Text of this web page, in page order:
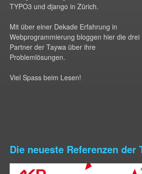
TYPO3 und django in Zürich.
Mit über einer Dekade Erfahrung in
Webprogram­mierung bloggen hier die drei
Partner der Taywa über ihre
Problemlösungen.
Viel Spass beim Lesen!